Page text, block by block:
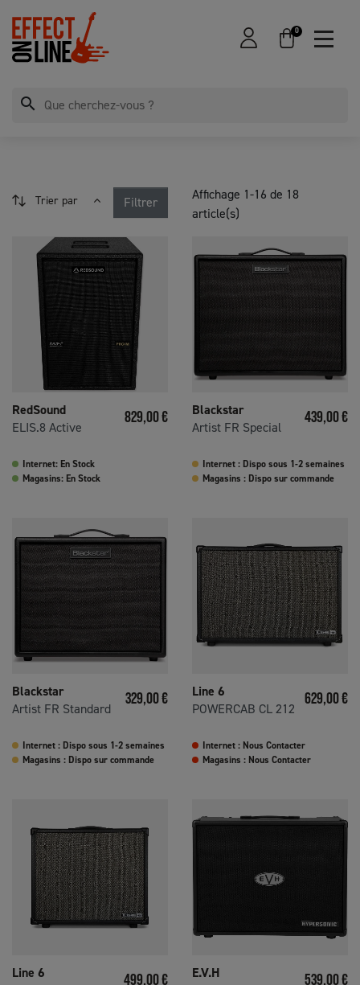
0
search
Trier par Filtrer
Affichage 1-16 de 18
article(s)
RedSound
ELIS.8 Active
Prix
829,00 €
Internet: En Stock
Magasins: En Stock
Blackstar
Artist FR Special
Prix
439,00 €
Internet : Dispo sous 1-2 semaines
Magasins : Dispo sur commande
Blackstar
Artist FR Standard
Prix
329,00 €
Internet : Dispo sous 1-2 semaines
Magasins : Dispo sur commande
Line 6
POWERCAB CL 212
Prix
629,00 €
Internet : Nous Contacter
Magasins : Nous Contacter
Line 6
Prix
499,00 €
E.V.H
Prix
539,00 €